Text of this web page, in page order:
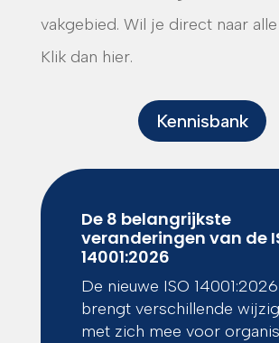
vakgebied. Wil je direct naar
Klik dan hier.
Kennisbank
De 8 belangrijkste
veranderingen van de
14001:2026
De nieuwe ISO 14001:2026
brengt verschillende
met zich mee voor